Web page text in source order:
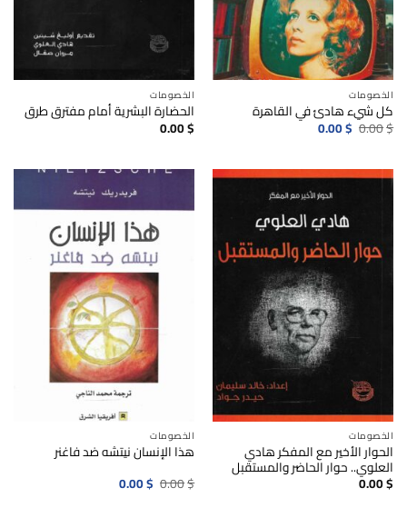
الخصومات
كل شيء هادئ في القاهرة
0.00$ السعر
الأصلي
0.00$ السعر
الحالي
الخصومات
الحضارة البشرية أمام مفترق طرق
0.00$
الخصومات
الحوار الأخير مع المفكر هادي
العلوي.. حوار الحاضر والمستقبل
0.00$
الخصومات
هذا الإنسان نيتشه ضد فاغنر
0.00$ السعر
الأصلي
0.00$ السعر
الحالي